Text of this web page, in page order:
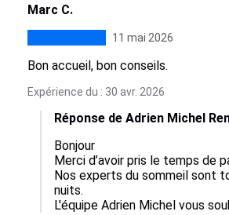
Marc C.
11 mai 2026
Bon accueil, bon conseils.
Expérience du : 30 avr. 2026
Réponse de Adrien Michel
Bonjour
Merci d’avoir pris le temps de
Nos experts du sommeil sont
nuits.
L'équipe Adrien Michel vous